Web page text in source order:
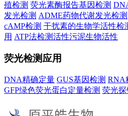
殖检测 荧光素酶报告基因检测
发光检测 ADME药物代谢发光检测
cAMP检测 干扰素的生物学活性检
用 ATP法检测活性污泥生物活性
荧光检测应用
DNA精确定量 GUS基因检测 RNA
GFP绿色荧光蛋白定量检测 荧光